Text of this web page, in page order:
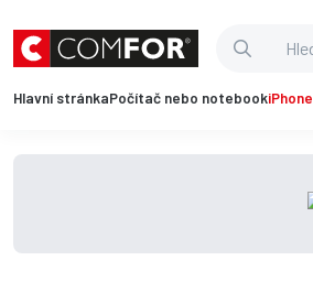
Hlavní stránkaPočítač nebo notebookiPhone